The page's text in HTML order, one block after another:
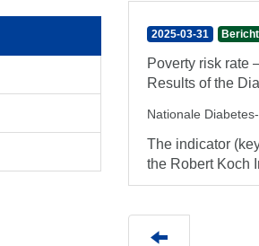
2025-03-31
Poverty risk rate
Results of the
Nationale
The indicator
the Robert Koch